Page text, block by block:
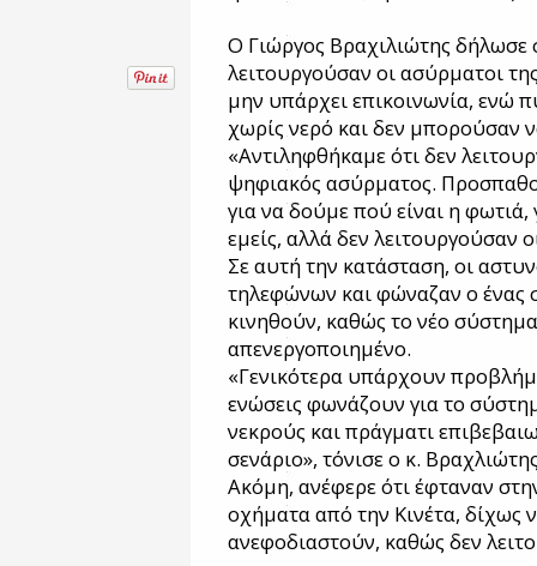
Ο Γιώργος Βραχιλιώτης δήλωσε
λειτουργούσαν οι ασύρματοι
μην υπάρχει επικοινωνία, ενώ
χωρίς νερό και δεν μπορούσαν
«Αντιληφθήκαμε ότι δεν
ψηφιακός ασύρματος.
για να δούμε πού είναι η
εμείς, αλλά δεν λειτουργούσαν
Σε αυτή την κατάσταση, οι
τηλεφώνων και φώναζαν ο ένας
κινηθούν, καθώς το νέο
απενεργοποιημένο.
«Γενικότερα υπάρχουν
ενώσεις φωνάζουν για το
νεκρούς και πράγματι
σενάριο», τόνισε ο κ.
Ακόμη, ανέφερε ότι έφταναν
οχήματα από την Κινέτα, δίχως
ανεφοδιαστούν, καθώς δεν